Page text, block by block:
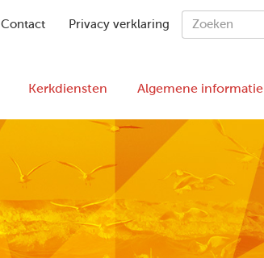
Contact Privacy verklaring
Kerkdiensten Algemene informatie